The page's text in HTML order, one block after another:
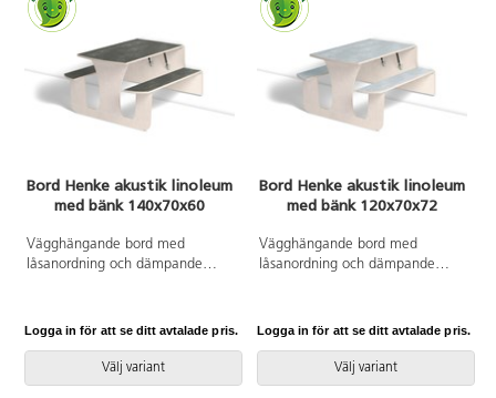
Bord Henke akustik linoleum
med bänk 140x70x60
Vägghängande bord med
låsanordning och dämpande
kontrollerat. Kräver montering.
med linoleum och lackad
undersida. Integrerad sittbänk.
Logga in för att se ditt avtalade pris.
Välj variant
Bord Henke akustik linoleum
med bänk 120x70x72
Vägghängande bord med
låsanordning och dämpande
kontrollerat. Kräver montering.
med linoleum och lackad
undersida. Integrerad sittbänk.
Logga in för att se ditt avtalade pris.
Välj variant